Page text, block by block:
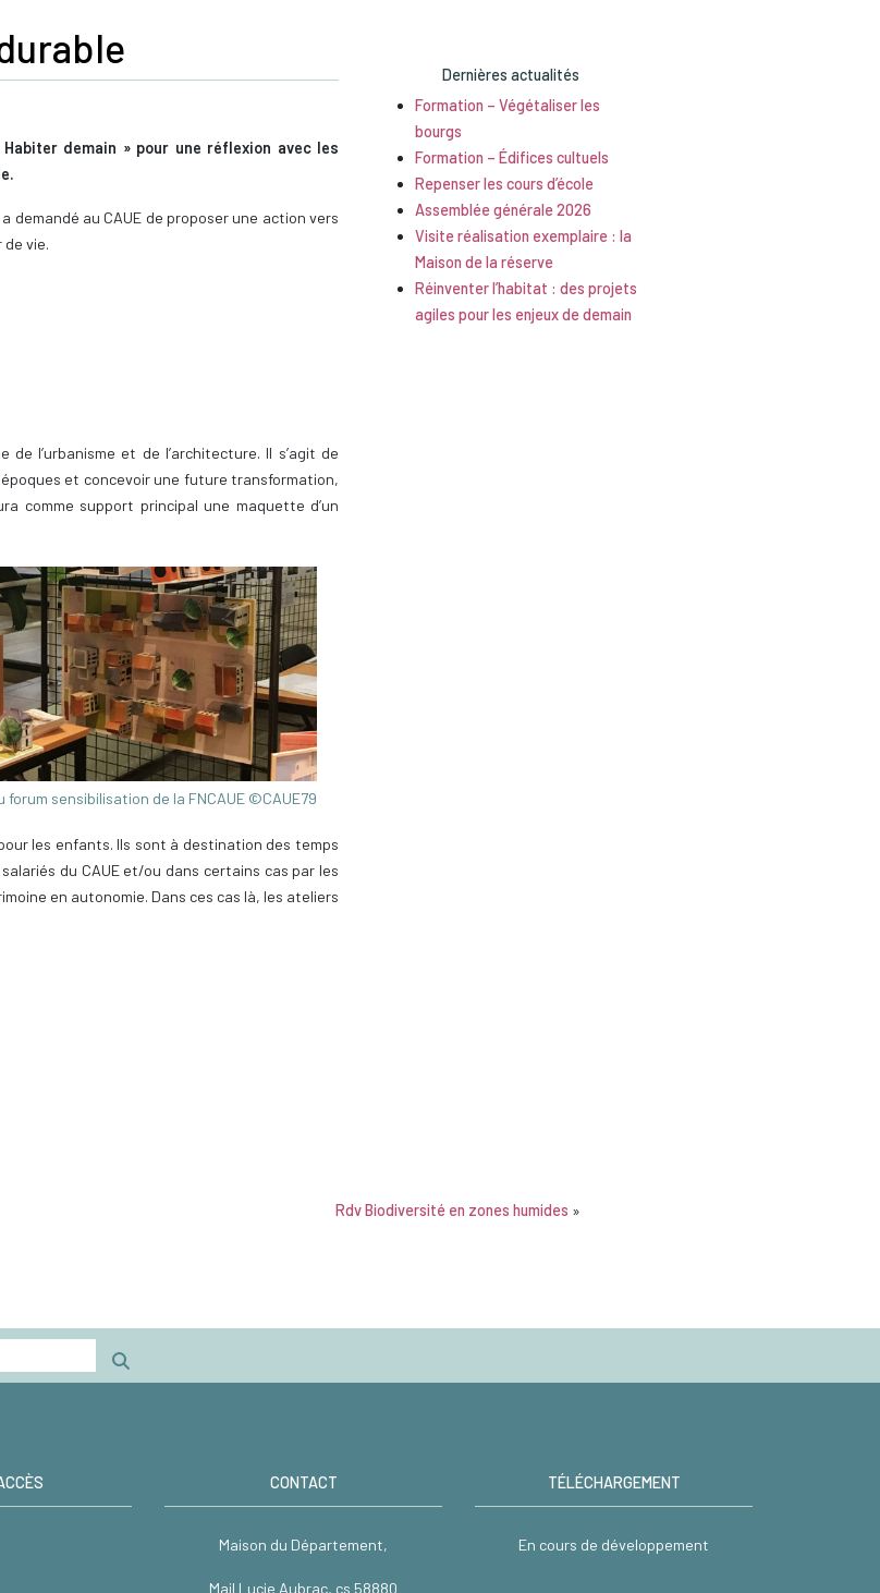
demain » pour une réflexion avec les
demandé au CAUE de proposer une action vers
vie.
l’urbanisme et de l’architecture. Il s’agit de
et concevoir une future transformation,
comme support principal une maquette d’un
sensibilisation de la FNCAUE ©CAUE79
les enfants. Ils sont à destination des temps
du CAUE et/ou dans certains cas par les
en autonomie. Dans ces cas là, les ateliers
Dernières actualités
Formation – Végétaliser les
bourgs
Formation – Édifices cultuels
Repenser les cours d’école
Assemblée générale 2026
Visite réalisation exemplaire : la
Maison de la réserve
Réinventer l’habitat : des projets
agiles pour les enjeux de demain
Rdv Biodiversité en zones humides »
CONTACT
Maison du Département,
Mail Lucie Aubrac, cs 58880
TÉLÉCHARGEMENT
En cours de développement